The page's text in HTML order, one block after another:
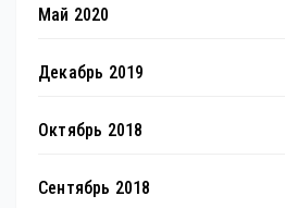
Май 2020
Декабрь 2019
Октябрь 2018
Сентябрь 2018